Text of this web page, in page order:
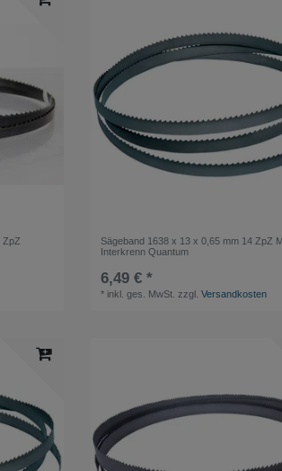
ZpZ
Sägeband 1638 x 13 x 0,65 mm 14 ZpZ
Interkrenn Quantum
6,49 € *
* inkl. ges. MwSt. zzgl.Versandkosten